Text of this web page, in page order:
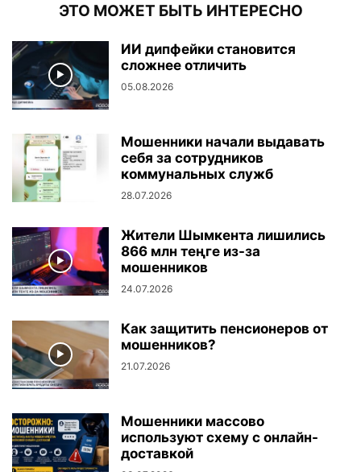
ЭТО МОЖЕТ БЫТЬ ИНТЕРЕСНО
ИИ дипфейки становится
сложнее отличить
05.08.2026
Мошенники начали выдавать
себя за сотрудников
коммунальных служб
28.07.2026
Жители Шымкента лишились
866 млн теңге из-за
мошенников
24.07.2026
Как защитить пенсионеров от
мошенников?
21.07.2026
Мошенники массово
используют схему с онлайн-
доставкой